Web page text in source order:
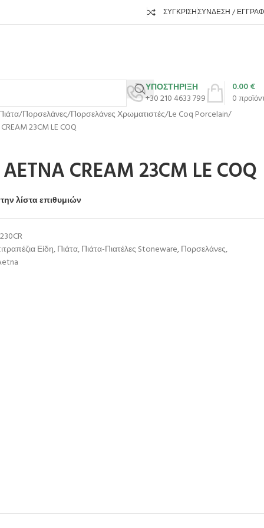
ΣΎΓΚΡΙΣΗΣΎΝΔΕΣΗ /
ΥΠΟΣΤΗΡΙΞΗ
+30 210 4633 799
0
0.00€
Πορσελάνες Πορσελάνες Χρωματιστές Le Coq Porcelain
23CM LE COQ
CREAM 23CM LE COQ
λίστα επιθυμιών
Είδη,Πιάτα,Πιάτα-Πιατέλες Stoneware,Πορσελάνες,